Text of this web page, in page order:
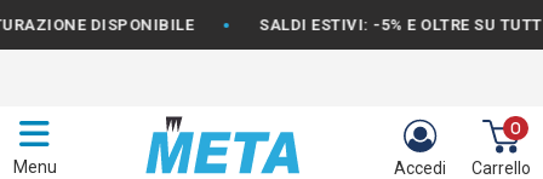
DISPONIBILE • SALDI ESTIVI: -5% E OLTRE SU TUTTO IL
Menu Accedi
0
Carrello